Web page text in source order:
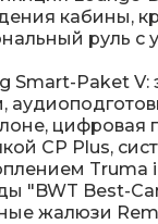
кабины,
руль с
Smart-Paket V:
цифровая
CP Plus,
Truma
"BWT Best-
жалюзи